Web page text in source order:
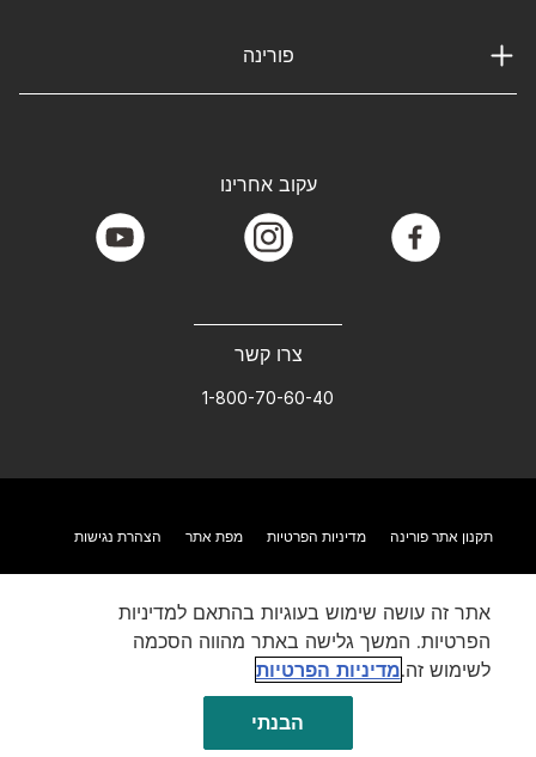
פורינה
צרו קשר
1-800-70-60-40
עקוב אחרינו
facebook
instagram
youtube
תקנון אתר פורינה מדיניות הפרטיות מפת אתר הצהרת נגישות
אתר זה עושה שימוש בעוגיות בהתאם למדיניות
הפרטיות. המשך גלישה באתר מהווה הסכמה
לשימוש זה.מדיניות הפרטיות
הבנתי